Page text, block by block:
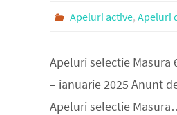
Apeluri active, Apeluri
Apeluri selectie Masura
– ianuarie 2025 Anunt
Apeluri selectie